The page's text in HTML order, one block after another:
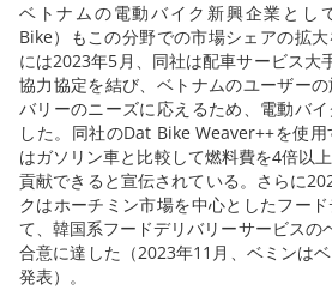
ベトナムの電動バイク新興企業とし
Bike）もこの分野での市場シェアの拡
には2023年5月、同社は配車サービス大
協力協定を結び、ベトナムのユーザー
バリーのニーズに応えるため、電動バ
した。同社のDat Bike Weaver++を使
はガソリン車と比較して燃料費を4倍以
貢献できると宣伝されている。さらに
クはホーチミン市場を中心としたフー
て、韓国系フードデリバリーサービスの
合意に達した（2023年11月、ベミンは
発表）。